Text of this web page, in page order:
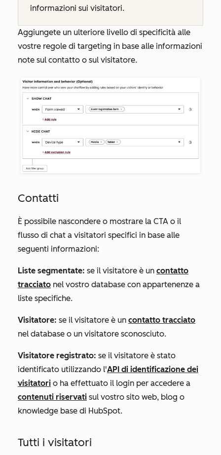
informazioni sui visitatori.
Aggiungete un ulteriore livello di specificità alle
vostre regole di targeting in base alle informazioni
note sul contatto o sul visitatore.
Contatti
È possibile nascondere o mostrare la CTA o il
flusso di chat a visitatori specifici in base alle
seguenti informazioni:
Liste segmentate: se il visitatore è un contatto
tracciato nel vostro database con appartenenze a
liste specifiche.
Visitatore: se il visitatore è un contatto tracciato
nel database o un visitatore sconosciuto.
Visitatore registrato: se il visitatore è stato
identificato utilizzando l'API di identificazione dei
visitatori o ha effettuato il login per accedere a
contenuti riservati sul vostro sito web, blog o
knowledge base di HubSpot.
Tutti i visitatori